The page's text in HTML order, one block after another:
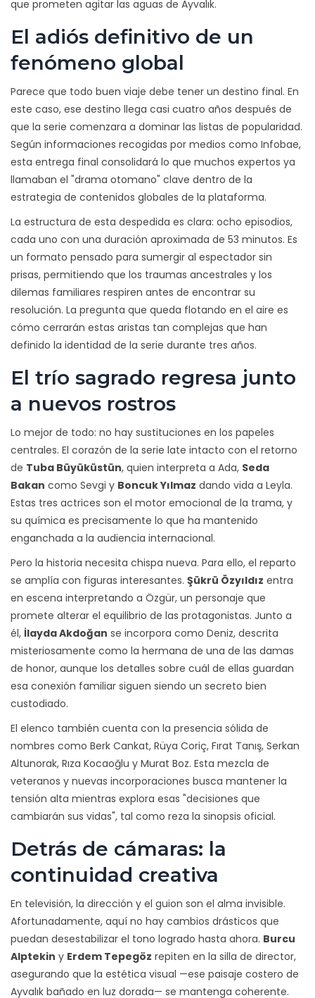
que prometen agitar las aguas de Ayvalık.
El adiós definitivo de un
fenómeno global
Parece que todo buen viaje debe tener un destino final. En
este caso, ese destino llega casi cuatro años después de
que la serie comenzara a dominar las listas de popularidad.
Según informaciones recogidas por medios como Infobae,
esta entrega final consolidará lo que muchos expertos ya
llamaban el "drama otomano" clave dentro de la
estrategia de contenidos globales de la plataforma.
La estructura de esta despedida es clara: ocho episodios,
cada uno con una duración aproximada de 53 minutos. Es
un formato pensado para sumergir al espectador sin
prisas, permitiendo que los traumas ancestrales y los
dilemas familiares respiren antes de encontrar su
resolución. La pregunta que queda flotando en el aire es
cómo cerrarán estas aristas tan complejas que han
definido la identidad de la serie durante tres años.
El trío sagrado regresa junto
a nuevos rostros
Lo mejor de todo: no hay sustituciones en los papeles
centrales. El corazón de la serie late intacto con el retorno
de Tuba Büyüküstün, quien interpreta a Ada, Seda
Bakan como Sevgi y Boncuk Yılmaz dando vida a Leyla.
Estas tres actrices son el motor emocional de la trama, y
su química es precisamente lo que ha mantenido
enganchada a la audiencia internacional.
Pero la historia necesita chispa nueva. Para ello, el reparto
se amplía con figuras interesantes. Şükrü Özyıldız entra
en escena interpretando a Özgür, un personaje que
promete alterar el equilibrio de las protagonistas. Junto a
él, İlayda Akdoğan se incorpora como Deniz, descrita
misteriosamente como la hermana de una de las damas
de honor, aunque los detalles sobre cuál de ellas guardan
esa conexión familiar siguen siendo un secreto bien
custodiado.
El elenco también cuenta con la presencia sólida de
nombres como Berk Cankat, Rüya Coriç, Fırat Tanış, Serkan
Altunorak, Rıza Kocaoğlu y Murat Boz. Esta mezcla de
veteranos y nuevas incorporaciones busca mantener la
tensión alta mientras explora esas "decisiones que
cambiarán sus vidas", tal como reza la sinopsis oficial.
Detrás de cámaras: la
continuidad creativa
En televisión, la dirección y el guion son el alma invisible.
Afortunadamente, aquí no hay cambios drásticos que
puedan desestabilizar el tono logrado hasta ahora. Burcu
Alptekin y Erdem Tepegöz repiten en la silla de director,
asegurando que la estética visual —ese paisaje costero de
Ayvalık bañado en luz dorada— se mantenga coherente.